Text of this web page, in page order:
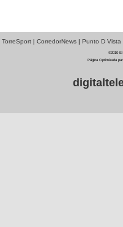
TorreSport| CorredorNews| Punto D Vista
©2010 El
Página Optimizada